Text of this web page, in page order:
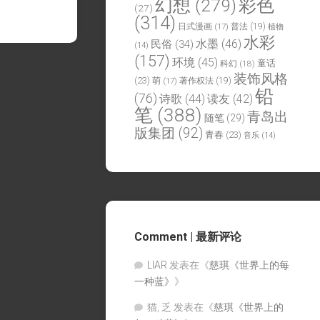
(27) 幻想 (279)彩色
(314) 日式漫画 (17) 普法 (19) 植物
(14) 民俗 (34) 水墨 (46) 水彩
(157) 环境 (45) 科幻 (18) 童话
(23) 萌 (17) 著作权法 (19) 装饰风格
(76) 诗歌 (44) 读友 (42) 铅
笔 (388) 随笔 (29) 青岛出
版集团 (92) 青春 (23) 音乐 (14)
Comment | 最新评论
LIAR 发表在《慈琪《世界上的每
一种蓝》 》
猫, 乏 发表在《慈琪《世界上的